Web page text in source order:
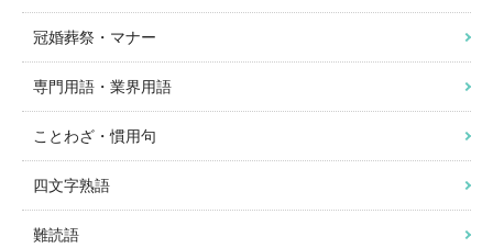
冠婚葬祭・マナー
専門用語・業界用語
ことわざ・慣用句
四文字熟語
難読語